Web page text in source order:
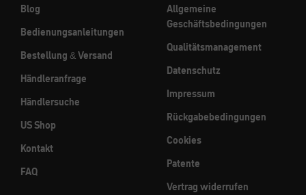
Blog
Bedienungsanleitungen
Bestellung & Versand
Händleranfrage
Händlersuche
US Shop
Kontakt
FAQ
Allgemeine
Geschäftsbedingungen
Qualitätsmanagement
Datenschutz
Impressum
Rückgabebedingungen
Cookies
Patente
Vertrag widerrufen